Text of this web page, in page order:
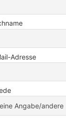
Adresse